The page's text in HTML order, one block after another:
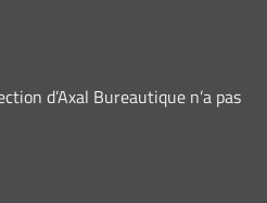
d’Axal Bureautique n’a pas